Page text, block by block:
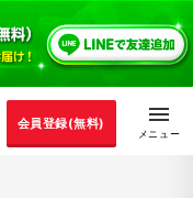
会員登録(無料)